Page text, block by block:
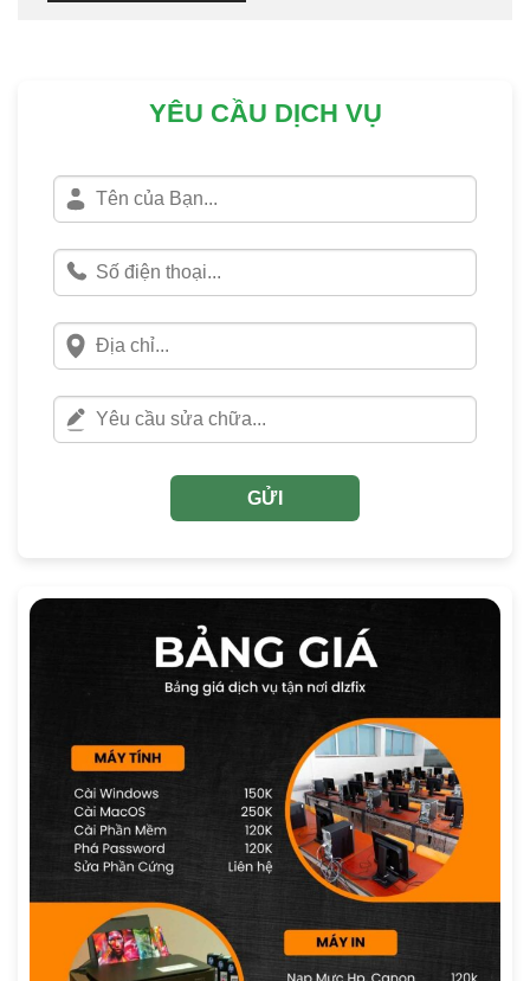
YÊU CẦU DỊCH VỤ
GỬI